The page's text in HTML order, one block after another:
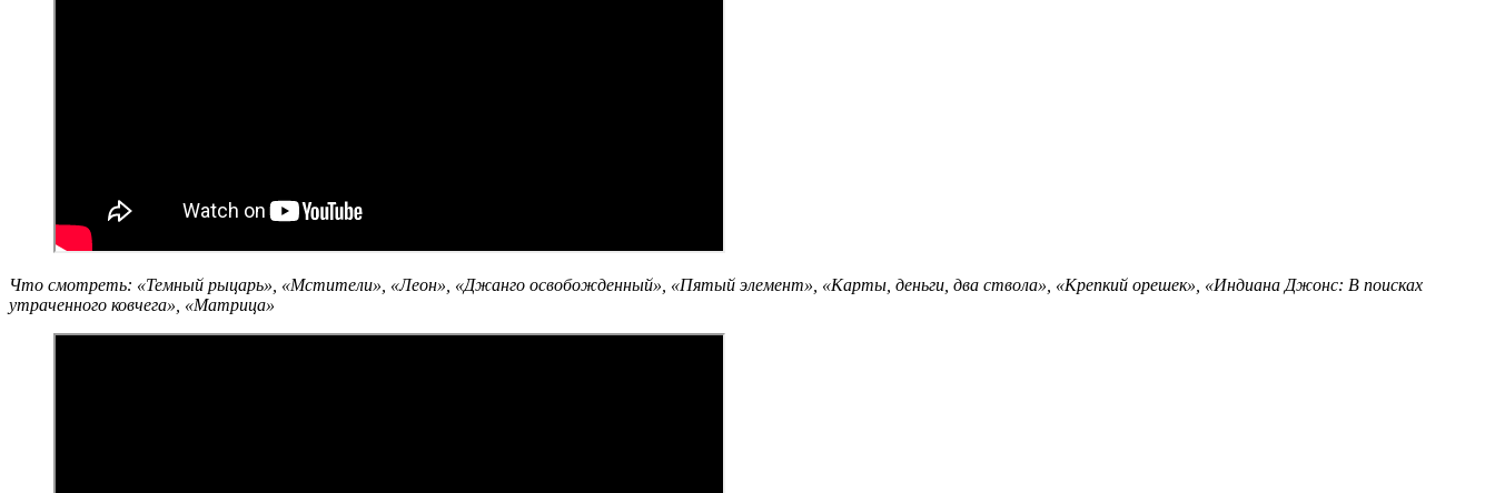
Что смотреть: «Темный рыцарь», «Мстители», «Леон», «Джанго освобожденный», «Пятый элемент», «Карты, деньги, два ствола», «Крепкий орешек», «Индиана Джонс: В поисках
утраченного ковчега», «Матрица»